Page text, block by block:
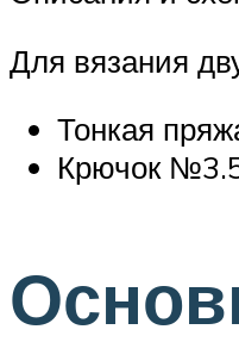
Для вязания
Тонкая
Крючок